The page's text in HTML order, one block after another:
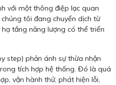
với một thông điệp lạc quan
tôi đang chuyển dịch từ
tầng năng lượng có thể triển
step) phản ánh sự thừa nhận
tích hợp hệ thống. Đó là quá
vận hành thử, phát hiện lỗi,